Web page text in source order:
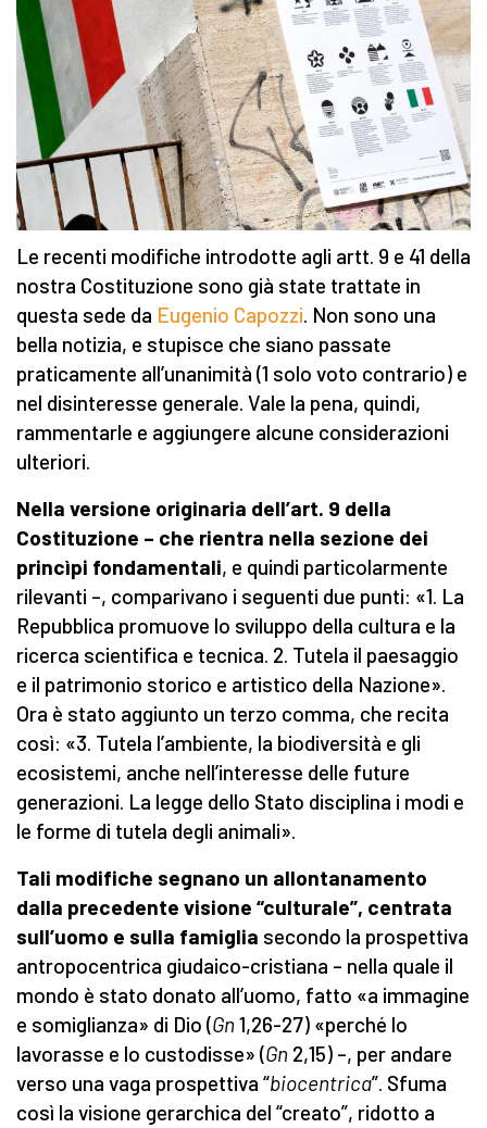
Le recenti modifiche introdotte agli artt. 9 e 41 della
nostra Costituzione sono già state trattate in
questa sede da Eugenio Capozzi. Non sono una
bella notizia, e stupisce che siano passate
praticamente all’unanimità (1 solo voto contrario) e
nel disinteresse generale. Vale la pena, quindi,
rammentarle e aggiungere alcune considerazioni
ulteriori.
Nella versione originaria dell’art. 9 della
Costituzione – che rientra nella sezione dei
princìpi fondamentali, e quindi particolarmente
rilevanti –, comparivano i seguenti due punti: «1. La
Repubblica promuove lo sviluppo della cultura e la
ricerca scientifica e tecnica. 2. Tutela il paesaggio
e il patrimonio storico e artistico della Nazione».
Ora è stato aggiunto un terzo comma, che recita
così: «3. Tutela l’ambiente, la biodiversità e gli
ecosistemi, anche nell’interesse delle future
generazioni. La legge dello Stato disciplina i modi e
le forme di tutela degli animali».
Tali modifiche segnano un allontanamento
dalla precedente visione “culturale”, centrata
sull’uomo e sulla famiglia secondo la prospettiva
antropocentrica giudaico-cristiana – nella quale il
mondo è stato donato all’uomo, fatto «a immagine
e somiglianza» di Dio (Gn 1,26-27) «perché lo
lavorasse e lo custodisse» (Gn 2,15) –, per andare
verso una vaga prospettiva “biocentrica”. Sfuma
così la visione gerarchica del “creato”, ridotto a